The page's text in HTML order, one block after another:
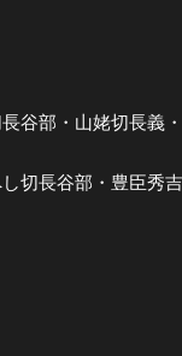
谷部・山姥切長義
切長谷部・豊臣秀